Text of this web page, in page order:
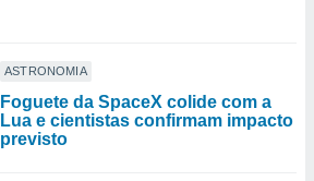
ASTRONOMIA
Foguete da SpaceX colide com a
Lua e cientistas confirmam impacto
previsto